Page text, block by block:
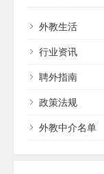
外教生活
行业资讯
聘外指南
政策法规
外教中介名单